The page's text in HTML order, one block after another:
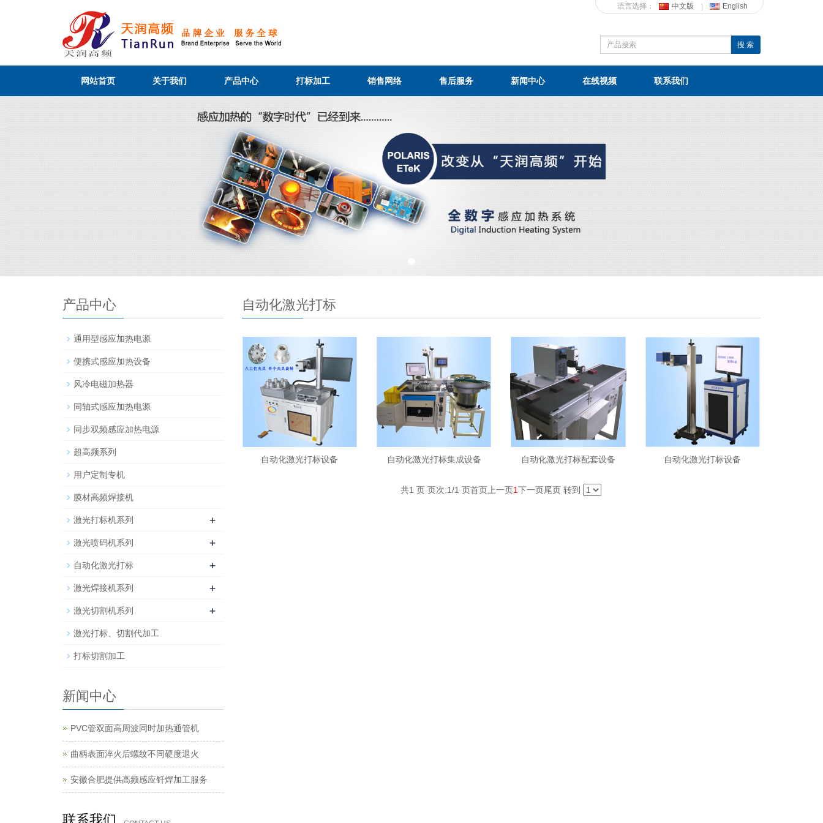
语言选择： 中文版 English
搜 索
网站首页 关于我们 产品中心 打标加工 销售网络 售后服务 新闻中心 在线视频 联系我们
自动化激光打标
自动化激光打标设备 自动化激光打标集成设备 自动化激光打标配套设备 自动化激光打标设备
共1 页 页次:1/1 页首页 上一页1下一页尾页 转到
产品中心
通用型感应加热电源
便携式感应加热设备
风冷电磁加热器
同轴式感应加热电源
同步双频感应加热电源
超高频系列
用户定制专机
膜材高频焊接机
激光打标机系列 +
激光喷码机系列 +
自动化激光打标 +
激光焊接机系列 +
激光切割机系列 +
激光打标、切割代加工
打标切割加工
新闻中心
PVC管双面高周波同时加热通管机
曲柄表面淬火后螺纹不同硬度退火
安徽合肥提供高频感应钎焊加工服务
联系我们